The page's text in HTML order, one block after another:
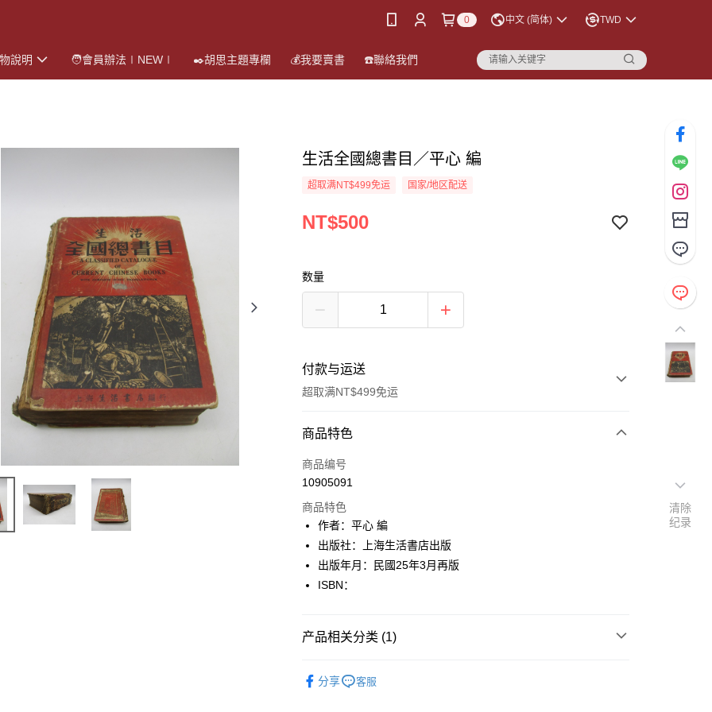
0 中文 (简体) TWD
說明 🧑會員辦法∣NEW∣ ✒️胡思主題專欄 💰我要賣書 ☎️聯絡我們
生活全國總書目／平心 編
超取满NT$499免运 国家/地区配送
NT$500
数量
付款与运送
超取满NT$499免运
付款方式
信用卡一次付款
LINE Pay
Apple Pay
街口支付
Google Pay
商品特色
商品编号
10905091
商品特色
作者：平心 編
出版社：上海生活書店出版
出版年月：民國25年3月再版
ISBN：
产品相关分类 (1)
分享
客服
清除
纪录